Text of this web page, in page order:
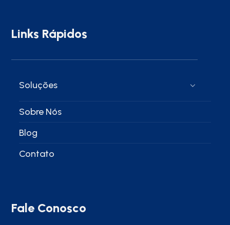
Links Rápidos
Soluções
Sobre Nós
Blog
Contato
Fale Conosco